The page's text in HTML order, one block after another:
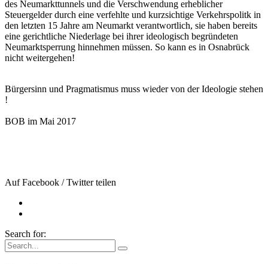
des Neumarkttunnels und die Verschwendung erheblicher
Steuergelder durch eine verfehlte und kurzsichtige Verkehrspolitk in
den letzten 15 Jahre am Neumarkt verantwortlich, sie haben bereits
eine gerichtliche Niederlage bei ihrer ideologisch begründeten
Neumarktsperrung hinnehmen müssen. So kann es in Osnabrück
nicht weitergehen!
Bürgersinn und Pragmatismus muss wieder von der Ideologie stehen
!
BOB im Mai 2017
Auf Facebook / Twitter teilen
Search for: